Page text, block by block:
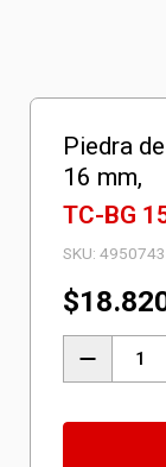
Piedra
16 mm,
TC-BG
SKU:
$
de